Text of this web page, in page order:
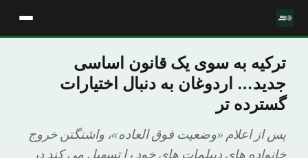
ترکیه به سوی یک قانون اساسی
جدید… اردوغان به دنبال اختیارات
گسترده تر
پس از اعلام «وضعیت فوق العاده»، واشنگتن خروج
خانواده های دیپلمات های خود را تسهیل می کند در